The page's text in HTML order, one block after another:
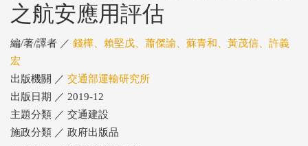
之航安應用評估
編/著/譯者 ／ 錢樺、賴堅戊、蕭傑諭、蘇青和、黃茂信、許義
宏
出版機關 ／ 交通部運輸研究所
出版日期 ／ 2019-12
主題分類 ／ 交通建設
施政分類 ／ 政府出版品